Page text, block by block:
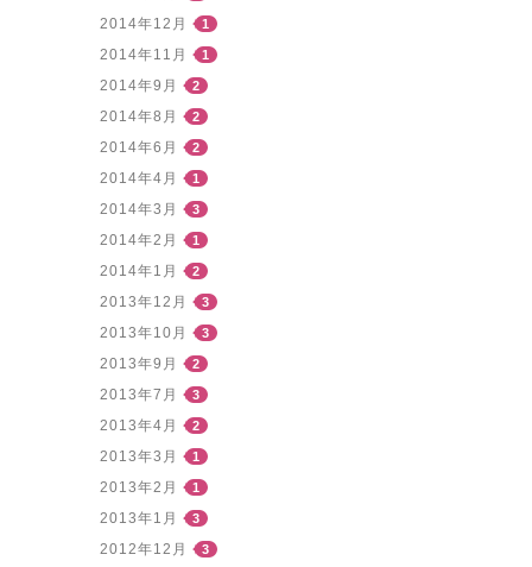
2014年12月 1
2014年11月 1
2014年9月 2
2014年8月 2
2014年6月 2
2014年4月 1
2014年3月 3
2014年2月 1
2014年1月 2
2013年12月 3
2013年10月 3
2013年9月 2
2013年7月 3
2013年4月 2
2013年3月 1
2013年2月 1
2013年1月 3
2012年12月 3